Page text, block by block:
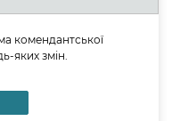
комендантської
яких змін.